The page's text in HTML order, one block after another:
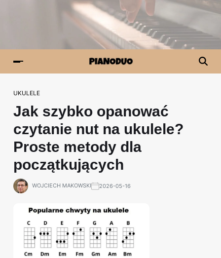
UKULELE
Jak szybko opanować
czytanie nut na ukulele?
Proste metody dla
początkujących
WOJCIECH MAKOWSKI 2026-05-16